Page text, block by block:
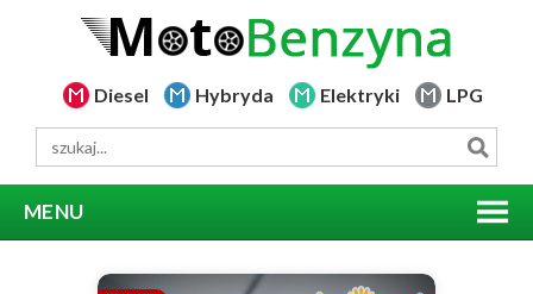
Diesel Hybryda Elektryki LPG
MENU